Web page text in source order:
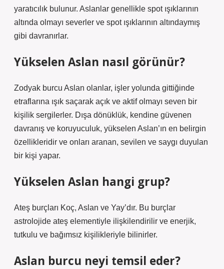
yaratıcılık bulunur. Aslanlar genellikle spot ışıklarının
altında olmayı severler ve spot ışıklarının altındaymış
gibi davranırlar.
Yükselen Aslan nasıl görünür?
Zodyak burcu Aslan olanlar, işler yolunda gittiğinde
etraflarına ışık saçarak açık ve aktif olmayı seven bir
kişilik sergilerler. Dışa dönüklük, kendine güvenen
davranış ve koruyuculuk, yükselen Aslan’ın en belirgin
özellikleridir ve onları aranan, sevilen ve saygı duyulan
bir kişi yapar.
Yükselen Aslan hangi grup?
Ateş burçları Koç, Aslan ve Yay’dır. Bu burçlar
astrolojide ateş elementiyle ilişkilendirilir ve enerjik,
tutkulu ve bağımsız kişilikleriyle bilinirler.
Aslan burcu neyi temsil eder?